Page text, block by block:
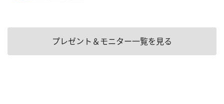
プレゼント＆モニター一覧を見る